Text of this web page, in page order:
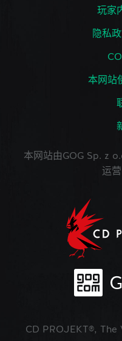
玩家
隐私
本网站
本网站由GOG Sp. z
运
CD PROJEKT®, The